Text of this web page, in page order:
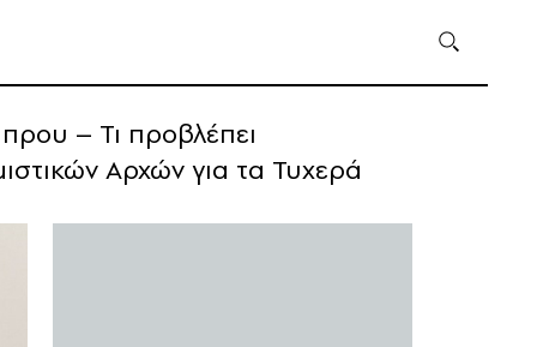
– Τι προβλέπει
Αρχών για τα Τυχερά